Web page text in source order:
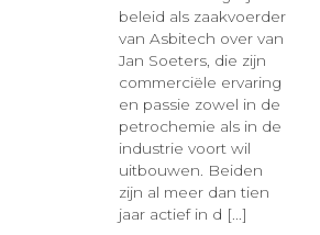
beleid als zaakvoerder
van Asbitech over van
Jan Soeters, die zijn
commerciële ervaring
en passie zowel in de
petrochemie als in de
industrie voort wil
uitbouwen. Beiden
zijn al meer dan tien
jaar actief in d [...]